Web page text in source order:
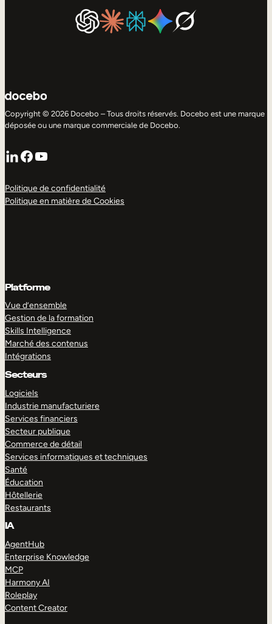
Copyright © 2026 Docebo – Tous droits réservés. Docebo est une marque
déposée ou une marque commerciale de Docebo.
LinkedIn
Facebook
YouTube
Politique de confidentialité
Politique en matière de Cookies
Platforme
Vue d’ensemble
Gestion de la formation
Skills Intelligence
Marché des contenus
Intégrations
Secteurs
Logiciels
Industrie manufacturiere
Services financiers
Secteur publique
Commerce de détail
Services informatiques et techniques
Santé
Éducation
Hôtellerie
Restaurants
IA
AgentHub
Enterprise Knowledge
MCP
Harmony AI
Roleplay
Content Creator